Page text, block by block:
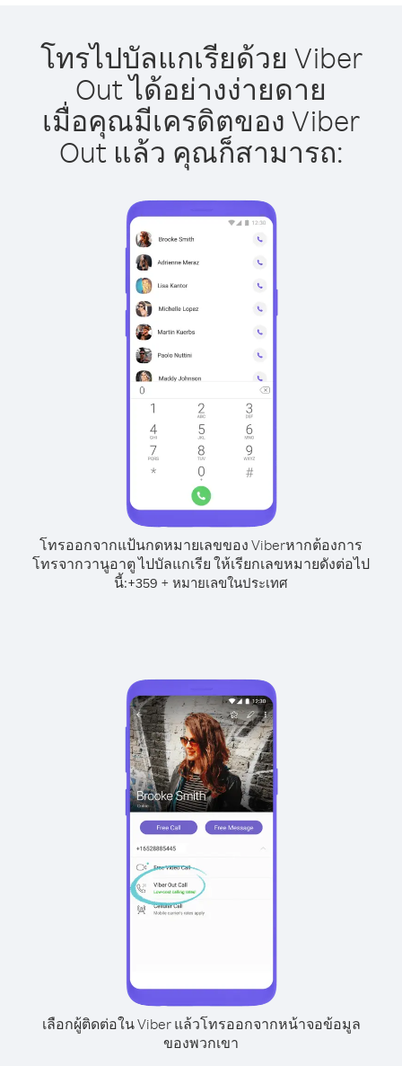
โทรไปบัลแกเรียด้วย Viber
Out ได้อย่างง่ายดาย
เมื่อคุณมีเครดิตของ Viber
Out แล้ว คุณก็สามารถ:
โทรออกจากแป้นกดหมายเลขของ Viberหากต้องการ
โทรจากวานูอาตู ไปบัลแกเรีย ให้เรียกเลขหมายดังต่อไป
นี้:+359 + หมายเลขในประเทศ
เลือกผู้ติดต่อใน Viber แล้วโทรออกจากหน้าจอข้อมูล
ของพวกเขา